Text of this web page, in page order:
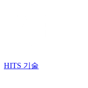
HITS 기술